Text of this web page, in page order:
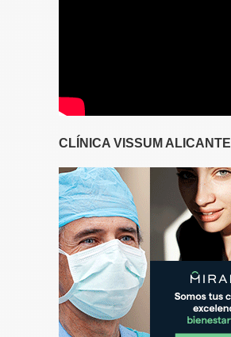
CLÍNICA VISSUM ALICANTE